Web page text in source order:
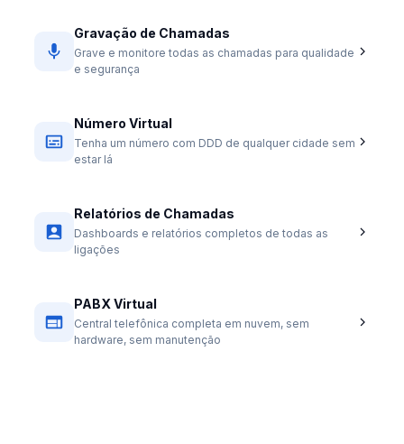
Gravação de Chamadas
Grave e monitore todas as chamadas para qualidade
e segurança
Número Virtual
Tenha um número com DDD de qualquer cidade sem
estar lá
Relatórios de Chamadas
Dashboards e relatórios completos de todas as
ligações
PABX Virtual
Central telefônica completa em nuvem, sem
hardware, sem manutenção